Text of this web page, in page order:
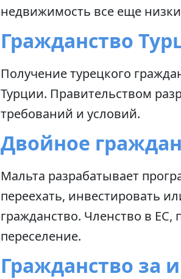
недвижимость все еще
Гражданство
Получение турецкого
Турции. Правительством
требований и условий.
Двойное
Мальта разрабатывает
переехать, инвестировать
гражданство. Членство в
переселение.
Гражданство за